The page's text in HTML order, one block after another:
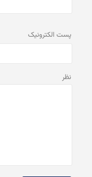
پست الكترونيک
نظر